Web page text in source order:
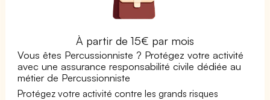
À partir de 15€ par mois
Vous êtes Percussionniste ? Protégez votre activité
avec une assurance responsabilité civile dédiée au
métier de Percussionniste
Protégez votre activité contre les grands risques